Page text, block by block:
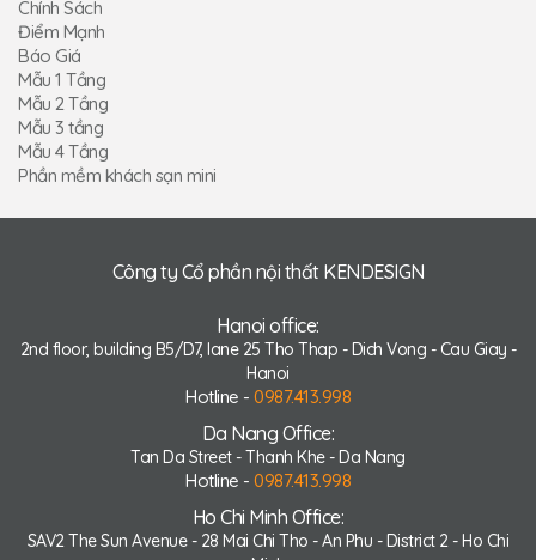
Chính Sách
Điểm Mạnh
Báo Giá
Mẫu 1 Tầng
Mẫu 2 Tầng
Mẫu 3 tầng
Mẫu 4 Tầng
Phần mềm khách sạn mini
Công ty Cổ phần nội thất KENDESIGN
Hanoi office:
2nd floor, building B5/D7, lane 25 Tho Thap - Dich Vong - Cau Giay -
Hanoi
Hotline - 0987.413.998
Da Nang Office:
Tan Da Street - Thanh Khe - Da Nang
Hotline - 0987.413.998
Ho Chi Minh Office:
SAV2 The Sun Avenue - 28 Mai Chi Tho - An Phu - District 2 - Ho Chi